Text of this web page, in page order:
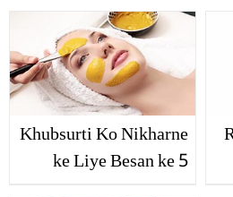
Khubsurti Ko Nikharne
ke Liye Besan ke 5